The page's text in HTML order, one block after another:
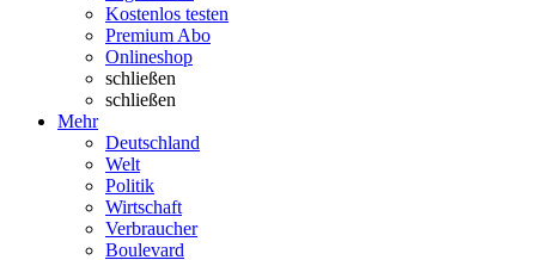
Kostenlos testen
Premium Abo
Onlineshop
schließen
schließen
Mehr
Deutschland
Welt
Politik
Wirtschaft
Verbraucher
Boulevard